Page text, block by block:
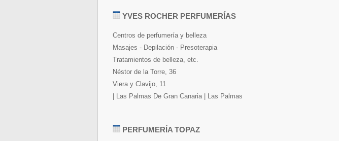
YVES ROCHER PERFUMERÍAS
Centros de perfumería y belleza
Masajes - Depilación - Presoterapia
Tratamientos de belleza, etc.
Néstor de la Torre, 36
Viera y Clavijo, 11
| Las Palmas De Gran Canaria | Las Palmas
PERFUMERÍA TOPAZ